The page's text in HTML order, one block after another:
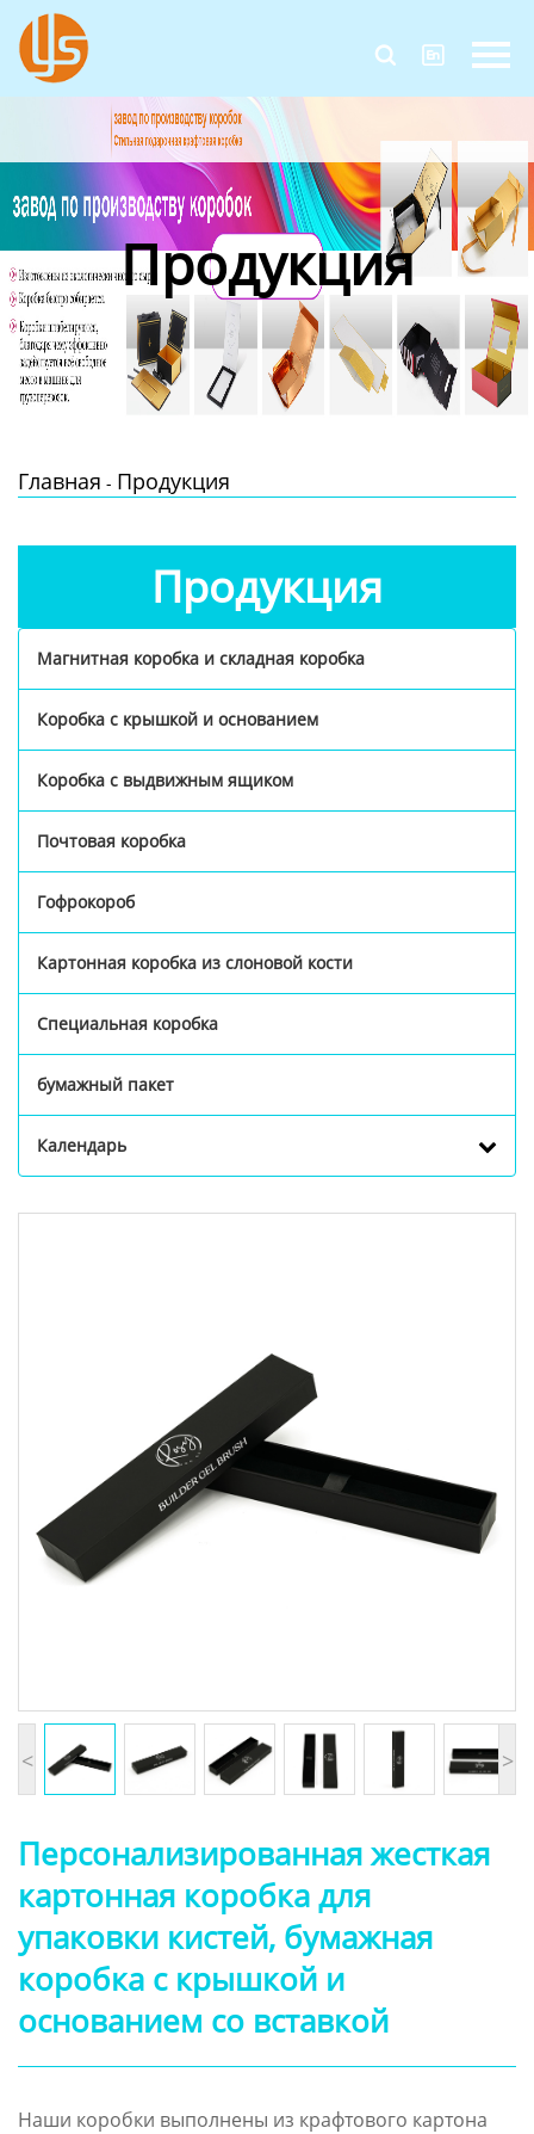
 
Главная
Продукция
О Нас
Контакты Продукция
Главная - Продукция
Продукция
Магнитная коробка и складная коробка
Коробка с крышкой и основанием
Коробка с выдвижным ящиком
Почтовая коробка
Гофрокороб
Картонная коробка из слоновой кости
Специальная коробка
бумажный пакет
Календарь
< >
Персонализированная жесткая
картонная коробка для
упаковки кистей, бумажная
коробка с крышкой и
основанием со вставкой
Наши коробки выполнены из крафтового картона